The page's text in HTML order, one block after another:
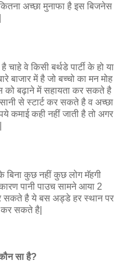
अच्छा मुनाफा है इस बिजनेस
वे किसी बर्थडे पार्टी के हो या
बाजार में है जो बच्चो का मन मोह
को बढ़ाने में सहायता कर सकते है
से स्टार्ट कर सकते है व अच्छा
कमाई कही नहीं जाती है तो अगर
बिना कुछ नहीं कुछ लोग मॅहगी
पानी पाउच सामने आया 2
है ये बस अड्डे हर स्थान पर
कर सकते है|
सा है?